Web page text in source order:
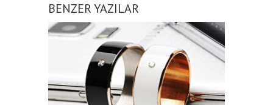
BENZER YAZILAR